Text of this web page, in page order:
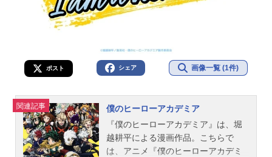
ポスト シェア 画像一覧 (1件)
関連記事
僕のヒーローアカデミア
『僕のヒーローアカデミア』は、堀
越耕平による漫画作品。こちらで
は、アニメ『僕のヒーローアカデミ